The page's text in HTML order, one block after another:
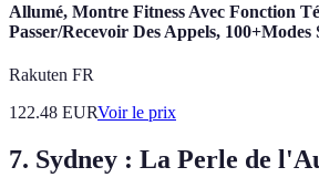
Allumé, Montre Fitness Avec Fonction
Passer/Recevoir Des Appels, 100+Modes
Rakuten FR
122.48 EURVoir le prix
7. Sydney : La Perle de